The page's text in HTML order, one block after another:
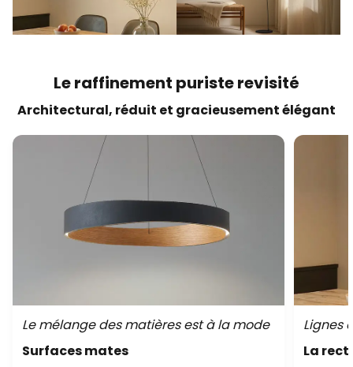
Le raffinement puriste revisité
Architectural, réduit et gracieusement élégant
Le mélange des matières est à la mode
Surfaces mates
Lignes
La